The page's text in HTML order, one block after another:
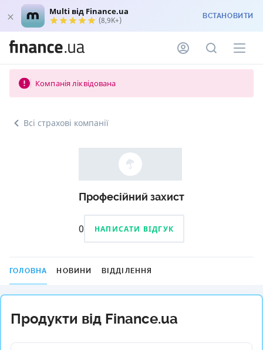
Multi від Finance.ua
(8,9K+) ВСТАНОВИТИ
Компанія ліквідована
Всі страхові компанії
Професійний захист
0 НАПИСАТИ ВІДГУК
ГОЛОВНА НОВИНИ ВІДДІЛЕННЯ
Продукти від Finance.ua